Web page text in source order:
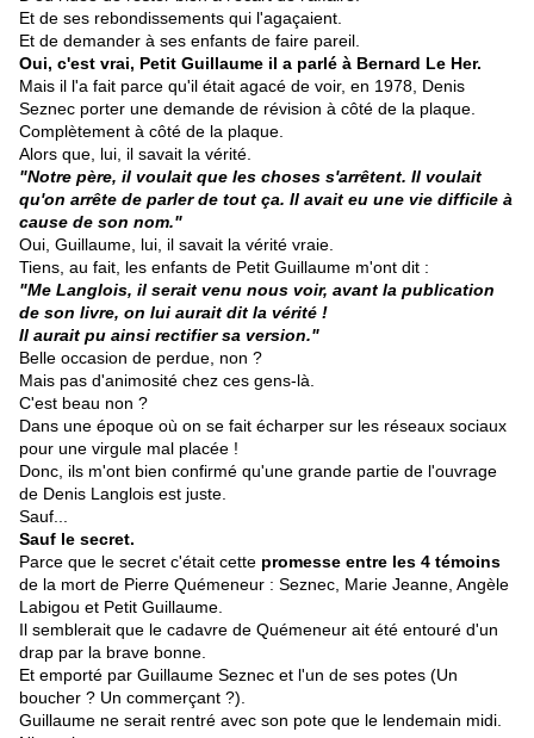
Et de ses rebondissements qui l'agaçaient.
Et de demander à ses enfants de faire pareil.
Oui, c'est vrai, Petit Guillaume il a parlé à Bernard Le Her.
Mais il l'a fait parce qu'il était agacé de voir, en 1978, Denis
Seznec porter une demande de révision à côté de la plaque.
Complètement à côté de la plaque.
Alors que, lui, il savait la vérité.
"Notre père, il voulait que les choses s'arrêtent. Il voulait
qu'on arrête de parler de tout ça. Il avait eu une vie difficile à
cause de son nom."
Oui, Guillaume, lui, il savait la vérité vraie.
Tiens, au fait, les enfants de Petit Guillaume m'ont dit :
"Me Langlois, il serait venu nous voir, avant la publication
de son livre, on lui aurait dit la vérité !
Il aurait pu ainsi rectifier sa version."
Belle occasion de perdue, non ?
Mais pas d'animosité chez ces gens-là.
C'est beau non ?
Dans une époque où on se fait écharper sur les réseaux sociaux
pour une virgule mal placée !
Donc, ils m'ont bien confirmé qu'une grande partie de l'ouvrage
de Denis Langlois est juste.
Sauf...
Sauf le secret.
Parce que le secret c'était cette promesse entre les 4 témoins
de la mort de Pierre Quémeneur : Seznec, Marie Jeanne, Angèle
Labigou et Petit Guillaume.
Il semblerait que le cadavre de Quémeneur ait été entouré d'un
drap par la brave bonne.
Et emporté par Guillaume Seznec et l'un de ses potes (Un
boucher ? Un commerçant ?).
Guillaume ne serait rentré avec son pote que le lendemain midi.